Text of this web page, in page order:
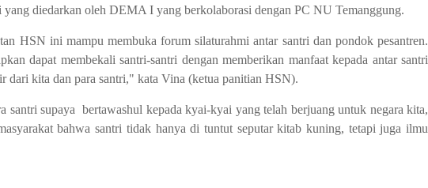
yang diedarkan oleh DEMA I yang berkolaborasi dengan PC NU Temanggung.
HSN ini mampu membuka forum silaturahmi antar santri dan pondok pesantren.
dapat membekali santri-santri dengan memberikan manfaat kepada antar santri
dari kita dan para santri," kata Vina (ketua panitian HSN).
santri supaya
bertawashul kepada kyai-kyai yang telah berjuang untuk negara kita,
bahwa santri tidak hanya di tuntut seputar kitab kuning, tetapi juga ilmu